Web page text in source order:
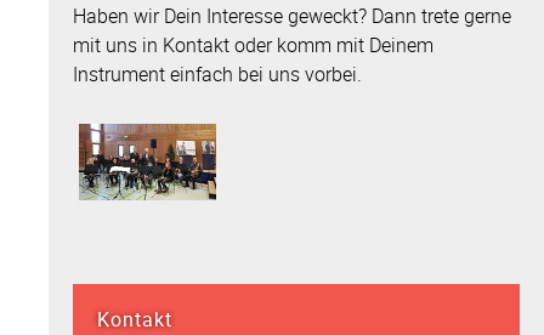
Haben wir Dein Interesse geweckt? Dann trete gerne
mit uns in Kontakt oder komm mit Deinem
Instrument einfach bei uns vorbei.
Kontakt